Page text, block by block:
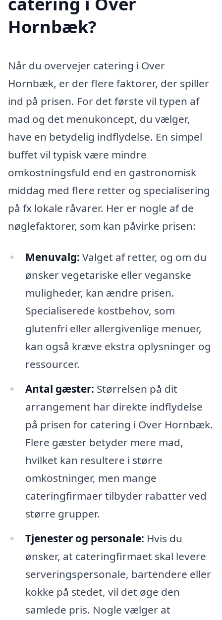
Hornbæk?
Når du overvejer catering i Over
Hornbæk, er der flere faktorer, der spiller
ind på prisen. For det første vil typen af
mad og det menukoncept, du vælger,
have en betydelig indflydelse. En simpel
buffet vil typisk være mindre
omkostningsfuld end en gastronomisk
middag med flere retter og specialisering
på fx lokale råvarer. Her er nogle af de
nøglefaktorer, som kan påvirke prisen:
Menuvalg: Valget af retter, og om du
ønsker vegetariske eller veganske
muligheder, kan ændre prisen.
Specialiserede kostbehov, som
glutenfri eller allergivenlige menuer,
kan også kræve ekstra oplysninger og
ressourcer.
Antal gæster: Størrelsen på dit
arrangement har direkte indflydelse
på prisen for catering i Over Hornbæk.
Flere gæster betyder mere mad,
hvilket kan resultere i større
omkostninger, men mange
cateringfirmaer tilbyder rabatter ved
større grupper.
Tjenester og personale: Hvis du
ønsker, at cateringfirmaet skal levere
serveringspersonale, bartendere eller
kokke på stedet, vil det øge den
samlede pris. Nogle vælger at